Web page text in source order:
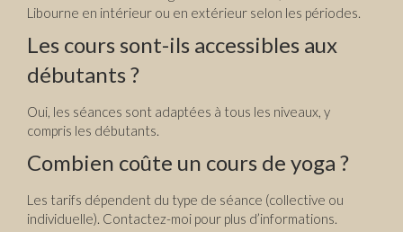
Libourne en intérieur ou en extérieur selon les périodes.
Les cours sont-ils accessibles aux
débutants ?
Oui, les séances sont adaptées à tous les niveaux, y
compris les débutants.
Combien coûte un cours de yoga ?
Les tarifs dépendent du type de séance (collective ou
individuelle). Contactez-moi pour plus d’informations.